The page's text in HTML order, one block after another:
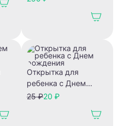
Открытка для
ребенка с Днем
рождения
25 ₽20 ₽